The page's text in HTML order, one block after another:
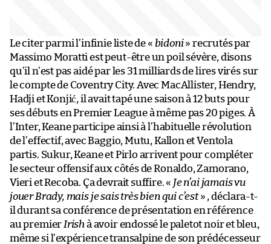
Le citer parmi l’infinie liste de « bidoni» recrutés par
Massimo Moratti est peut-être un poil sévère, disons
qu’il n’est pas aidé par les 31 milliards de lires virés sur
le compte de Coventry City. Avec MacAllister, Hendry,
Hadji et Konjić, il avait tapé une saison à 12 buts pour
ses débuts en Premier League à même pas 20 piges. À
l’Inter, Keane participe ainsi à l’habituelle révolution
de l’effectif, avec Baggio, Mutu, Kallon et Ventola
partis. Sukur, Keane et Pirlo arrivent pour compléter
le secteur offensif aux côtés de Ronaldo, Zamorano,
Vieri et Recoba. Ça devrait suffire. « Je n’ai jamais vu
jouer Brady, mais je sais très bien qui c’est» , déclara-t-
il durant sa conférence de présentation en référence
au premier Irish à avoir endossé le paletot noir et bleu,
même si l’expérience transalpine de son prédécesseur